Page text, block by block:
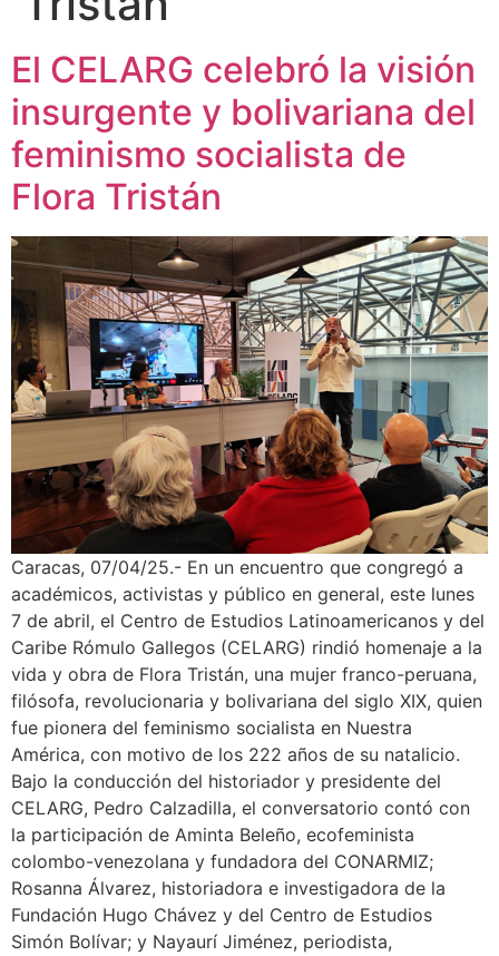
El CELARG celebró la visión
insurgente y bolivariana del
feminismo socialista de
Flora Tristán
Caracas, 07/04/25.- En un encuentro que congregó a
académicos, activistas y público en general, este lunes
7 de abril, el Centro de Estudios Latinoamericanos y del
Caribe Rómulo Gallegos (CELARG) rindió homenaje a la
vida y obra de Flora Tristán, una mujer franco-peruana,
filósofa, revolucionaria y bolivariana del siglo XIX, quien
fue pionera del feminismo socialista en Nuestra
América, con motivo de los 222 años de su natalicio.
Bajo la conducción del historiador y presidente del
CELARG, Pedro Calzadilla, el conversatorio contó con
la participación de Aminta Beleño, ecofeminista
colombo-venezolana y fundadora del CONARMIZ;
Rosanna Álvarez, historiadora e investigadora de la
Fundación Hugo Chávez y del Centro de Estudios
Simón Bolívar; y Nayaurí Jiménez, periodista,